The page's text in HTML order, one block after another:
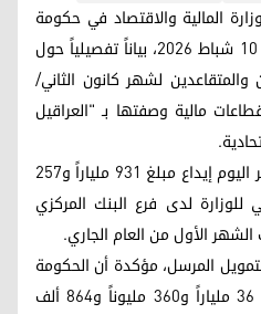
24)- أصدرت وزارة المالية والاقتصاد في حكومة
إقليم كوردستان، اليوم الثلاثاء 10 شباط 2026، بياناً تفصيلياً حول
لشهر كانون الثاني/
مالية وصفتها بـ "العراقيل
وأوضح البيان، أنه جرى بعد ظهر اليوم إيداع مبلغ 931 ملياراً و257
للوزارة لدى فرع البنك المركزي
الشهر الأول من العام الجاري.
المرسل، مؤكدة أن الحكومة
الاتحادية لم ترسل مبلغاً قدره 36 ملياراً و360 مليوناً و864 ألف